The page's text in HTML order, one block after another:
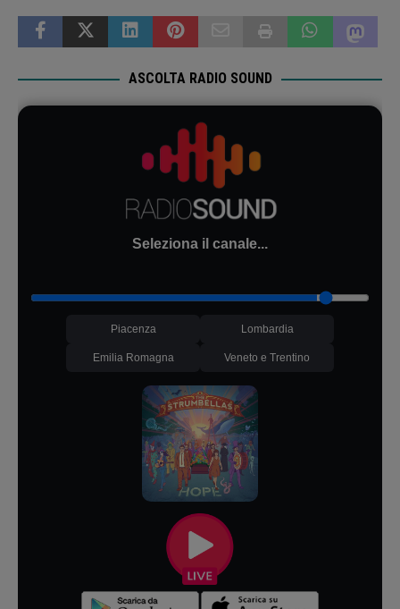
ASCOLTA RADIO SOUND
Seleziona il canale...
Piacenza Lombardia
Emilia Romagna Veneto e Trentino